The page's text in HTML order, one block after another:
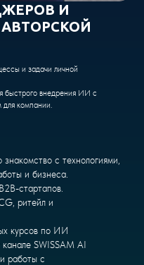
И
и задачи личной
быстрого внедрения ИИ с
компании.
с технологиями,
и бизнеса.
стартапов.
ритейл и
курсов по ИИ
SWISSAM AI
работы с